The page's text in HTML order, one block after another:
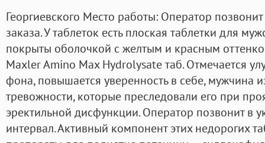
Георгиевского Место работы: Оператор
заказа. У таблеток есть плоская таблетки для
покрыты оболочкой с желтым и красным
Maxler Amino Max Hydrolysate таб. Отмечается
фона, повышается уверенность в себе, мужчина
тревожности, которые преследовали его при
эректильной дисфункции. Оператор позвонит в
интервал. Активный компонент этих недорогих